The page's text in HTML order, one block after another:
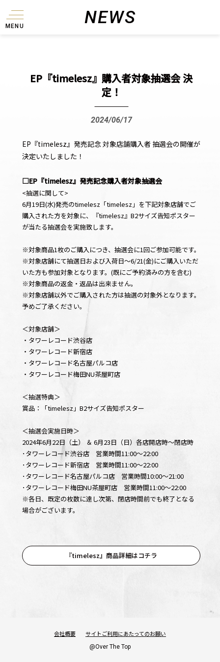
NEWS
MENU
EP『timelesz』購入者対象抽選会 決
定！
2024/06/17
EP『timelesz』発売記念 対象店舗購入者 抽選会の開催が
決定いたしました！
□EP『timelesz』発売記念購入者対象抽選会
<抽選に関して>
6月19日(水)発売のtimelesz「timelesz」を下記対象店舗でご
購入された方を対象に、『timelesz』B2サイズ告知ポスター
が当たる抽選会を実施致します。
※対象商品1枚のご購入につき、抽選会に1回ご参加可能です。
※対象店舗にて抽選日および入荷日〜6/21(金)にご購入いただ
いた方も参加対象となります。(既にご予約済みの方を含む)
※対象商品の返金・返品は出来ません。
※対象店舗以外でご購入された方は抽選の対象外となります。
予めご了承ください。
＜対象店舗＞
・タワーレコード渋谷店
・タワーレコード新宿店
・タワーレコード名古屋パルコ店
・タワーレコード梅田NU茶屋町店
＜抽選特典＞
賞品：「timelesz」B2サイズ告知ポスター
＜抽選会実施日時＞
2024年6月22日（土） ＆ 6月23日（日）各店開店時～閉店時
･タワーレコード渋谷店 営業時間11:00～22:00
･タワーレコード新宿店 営業時間11:00～22:00
･タワーレコード名古屋パルコ店 営業時間10:00～21:00
･タワーレコード梅田NU茶屋町店 営業時間11:00～22:00
※各日、既定の枚数に達し次第、閉店時間前でも終了となる
場合がございます。
『timelesz』 商品詳細はコチラ
会社概要 サイトご利用にあたってのお願い
@Over The Top